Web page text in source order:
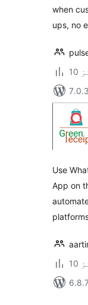
when
ups, no
Use
App on